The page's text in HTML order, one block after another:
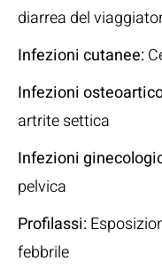
diarrea del
Infezioni cutanee:
Infezioni
artrite settica
Infezioni
pelvica
Profilassi:
febbrile